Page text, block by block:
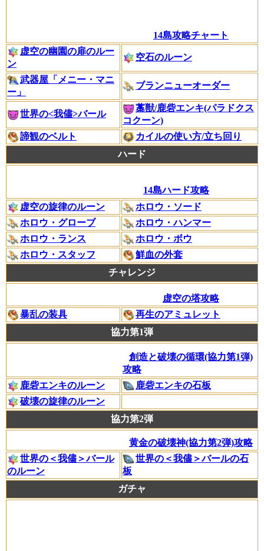
14島攻略チャート
虚空の幽園の扉のルー
ン
空石のルーン
武器屋「メニー・マニ
ー」
ブランニューオーダー
世界の<我儘>バール
藁獣/鹿砦エンキ(パラドクス
コクーン)
諦観のベルト
カイルの使い方/立ち回り
ハード
14島ハード攻略
虚空の旋律のルーン
ホロウ・ソード
ホロウ・グローブ
ホロウ・ハンマー
ホロウ・ランス
ホロウ・ボウ
ホロウ・スタッフ
鮮血の外套
チャレンジ
虚空の塔攻略
暴乱の装具
再生のアミュレット
協力第1弾
創造と破壊の循環(協力第1弾)
攻略
鹿砦エンキのルーン
鹿砦エンキの石板
破壊の旋律のルーン
協力第2弾
黄金の破壊神(協力第2弾)攻略
世界の＜我儘＞バール
のルーン
世界の＜我儘＞バールの石
板
ガチャ